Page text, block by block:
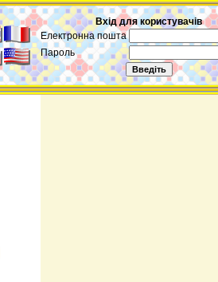
Вхід для користувачів
Електронна пошта
Пароль